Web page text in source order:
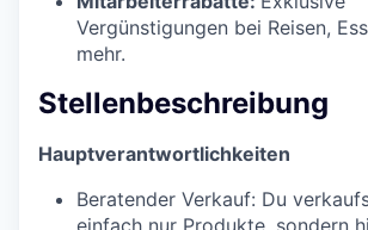
Vergünstigungen bei Reisen,
mehr.
Stellenbeschreibung
Hauptverantwortlichkeiten
Beratender Verkauf: Du
einfach nur Produkte, sondern